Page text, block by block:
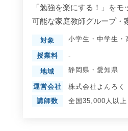
「勉強を楽にする！」を
可能な家庭教師グループ・
対象 小学生 ・ 中学生 ・
授業料 -
地域 静岡県 ・ 愛知県
運営会社
株式会社よんろく
講師数
全国35,000人以上